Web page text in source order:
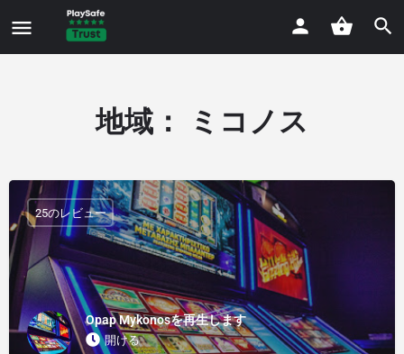
地域： ミコノス
Opap Mykonosを再生します
開ける
25のレビュー